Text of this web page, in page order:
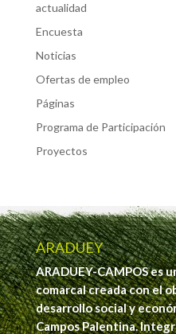
actualidad
Encuesta
Noticias
Ofertas de empleo
Páginas
Programa de Participación
Proyectos
ARADUEY
ARADUEY-CAMPOS es
comarcal creada con el
desarrollo social y
Campos Palentina.